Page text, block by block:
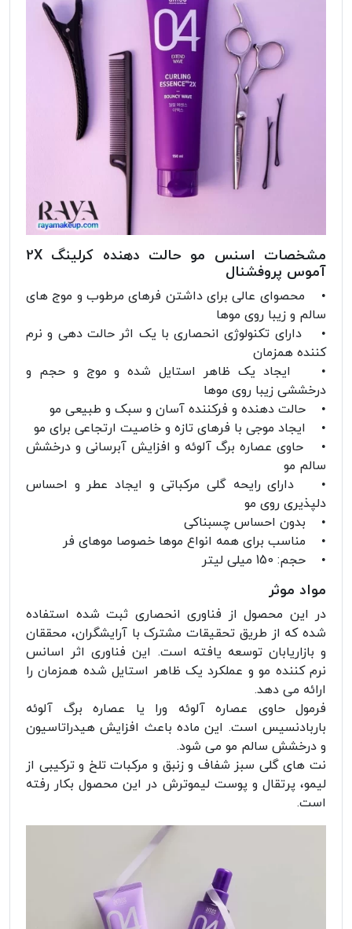
مشخصات اسنس مو حالت دهنده کرلینگ 2X
آموس پروفشنال
• محصوای عالی برای داشتن فرهای مرطوب و موج های
سالم و زیبا روی موها
• دارای تکنولوژی انحصاری با یک اثر حالت دهی و نرم
کننده همزمان
• ایجاد یک ظاهر استایل شده و موج و حجم و
درخششی زیبا روی موها
• حالت دهنده و فرکننده آسان و سبک و طبیعی مو
• ایجاد موجی با فرهای تازه و خاصیت ارتجاعی برای مو
• حاوی عصاره برگ آلوئه و افزایش آبرسانی و درخشش
سالم مو
• دارای رایحه گلی مرکباتی و ایجاد عطر و احساس
دلپذیری روی مو
• بدون احساس چسبناکی
• مناسب برای همه انواع موها خصوصا موهای فر
• حجم: 150 میلی لیتر
مواد موثر
در این محصول از فناوری انحصاری ثبت شده استفاده
شده که از طریق تحقیقات مشترک با آرایشگران، محققان
و بازاریابان توسعه یافته است. این فناوری اثر اسانس
نرم کننده مو و عملکرد یک ظاهر استایل شده همزمان را
ارائه می دهد.
فرمول حاوی عصاره آلوئه ورا یا عصاره برگ آلوئه
باربادنسیس است. این ماده باعث افزایش هیدراتاسیون
و درخشش سالم مو می شود.
نت های گلی سبز شفاف و زنبق و مرکبات تلخ و ترکیبی از
لیمو، پرتقال و پوست لیموترش در این محصول بکار رفته
است.